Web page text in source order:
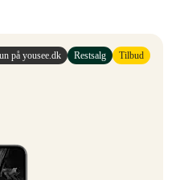
på yousee.dk Restsalg Tilbud